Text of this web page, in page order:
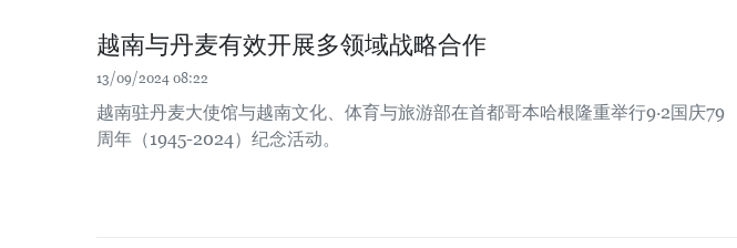
越南与丹麦有效开展多领域战略合作
13/09/2024 08:22
越南驻丹麦大使馆与越南文化、体育与旅游部在首都哥本哈根隆重举行9·2国庆79
周年（1945-2024）纪念活动。